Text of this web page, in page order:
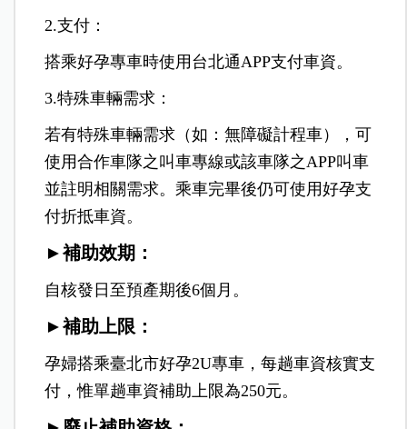
2.支付：
搭乘好孕專車時使用台北通APP支付車資。
3.特殊車輛需求：
若有特殊車輛需求（如：無障礙計程車），可
使用合作車隊之叫車專線或該車隊之APP叫車
並註明相關需求。乘車完畢後仍可使用好孕支
付折抵車資。
►補助效期：
自核發日至預產期後6個月。
►補助上限：
孕婦搭乘臺北市好孕2U專車，每趟車資核實支
付，惟單趟車資補助上限為250元。